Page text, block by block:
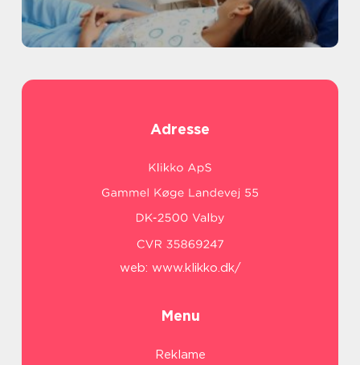
Adresse
web: www.klikko.dk/
Menu
Reklame